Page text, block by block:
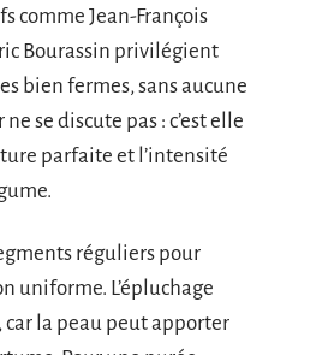
comme Jean-François
Bourassin privilégient
bien fermes, sans aucune
se discute pas : c’est elle
parfaite et l’intensité
réguliers pour
uniforme. L’épluchage
la peau peut apporter